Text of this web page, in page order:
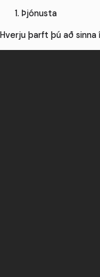
Þjónusta
Hverju þarft þú að sinna